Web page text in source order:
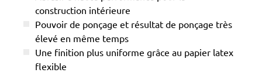
construction intérieure
Pouvoir de ponçage et résultat de ponçage très
élevé en même temps
Une finition plus uniforme grâce au papier latex
flexible